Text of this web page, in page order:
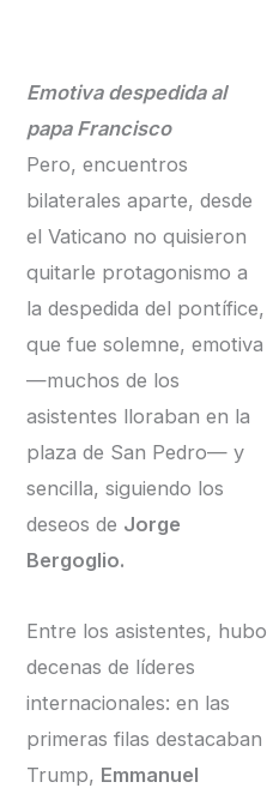
Emotiva despedida al
papa Francisco
Pero, encuentros
bilaterales aparte, desde
el Vaticano no quisieron
quitarle protagonismo a
la despedida del pontífice,
que fue solemne, emotiva
—muchos de los
asistentes lloraban en la
plaza de San Pedro— y
sencilla, siguiendo los
deseos de Jorge
Bergoglio.
Entre los asistentes, hubo
decenas de líderes
internacionales: en las
primeras filas destacaban
Trump, Emmanuel